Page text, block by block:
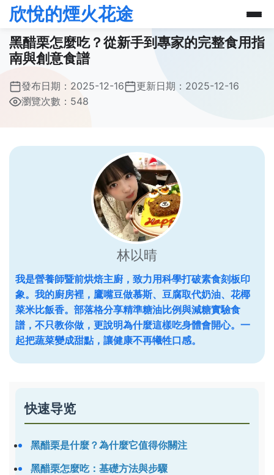
欣悅的煙火花途
黑醋栗怎麼吃？從新手到專家的完整食用指
南與創意食譜
發布日期： 2025-12-16 更新日期： 2025-12-16
瀏覽次數：548
林以晴
我是營養師暨前烘焙主廚，致力用科學打破素食刻板印
象。我的廚房裡，鷹嘴豆做慕斯、豆腐取代奶油、花椰
菜米比飯香。部落格分享精準糖油比例與減糖實驗食
譜，不只教你做，更說明為什麼這樣吃身體會開心。一
起把蔬菜變成甜點，讓健康不再犧牲口感。
快速导览
黑醋栗是什麼？為什麼它值得你關注
黑醋栗怎麼吃：基礎方法與步驟